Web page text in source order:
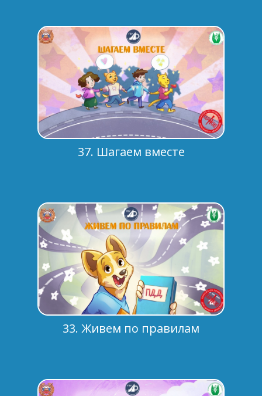
37. Шагаем вместе
33. Живем по правилам